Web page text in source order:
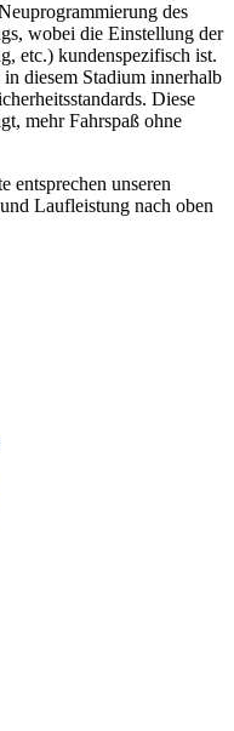
des
wobei die Einstellung der
etc.) kundenspezifisch ist.
diesem Stadium innerhalb
Diese
mehr Fahrspaß ohne
entsprechen unseren
Laufleistung nach oben